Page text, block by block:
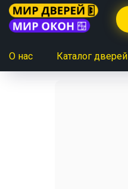
О нас Каталог дверей